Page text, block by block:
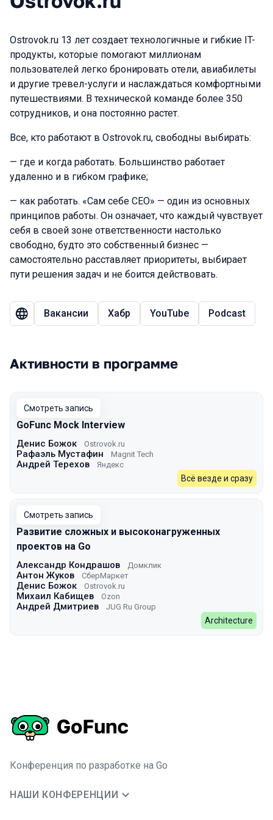
Ostrovok.ru 13 лет создает технологичные и гибкие IT-
продукты, которые помогают миллионам
пользователей легко бронировать отели, авиабилеты
и другие тревел-услуги и наслаждаться комфортными
путешествиями. В технической команде более 350
сотрудников, и она постоянно растет.
Все, кто работают в Ostrovok.ru, свободны выбирать:
— где и когда работать. Большинство работает
удаленно и в гибком графике;
— как работать. «Сам себе CEO» — один из основных
принципов работы. Он означает, что каждый чувствует
себя в своей зоне ответственности настолько
свободно, будто это собственный бизнес —
самостоятельно расставляет приоритеты, выбирает
пути решения задач и не боится действовать.
Вакансии Хабр YouTube Podcast
Активности в программе
Смотреть запись
GoFunc Mock Interview
Денис Божок Ostrovok.ru
Рафаэль Мустафин Magnit Tech
Андрей Терехов Яндекс
Всё везде и сразу
Смотреть запись
Развитие сложных и высоконагруженных
проектов на Go
Александр Кондрашов Домклик
Антон Жуков СберМаркет
Денис Божок Ostrovok.ru
Михаил Кабищев Ozon
Андрей Дмитриев JUG Ru Group
Architecture
Конференция по разработке на Go
НАШИ КОНФЕРЕНЦИИ